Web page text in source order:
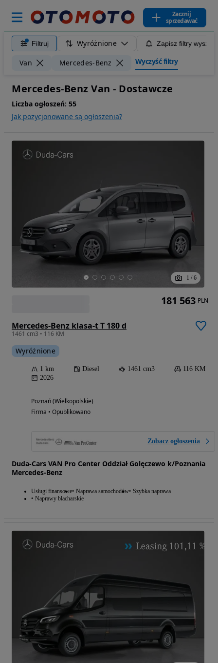
Zacznij
sprzedawać
Filtruj Wyróżnione Zapisz filtry
Van Mercedes-Benz Wyczyść filtry
Mercedes-Benz Van - Dostawcze
Liczba ogłoszeń: 55
Jak pozycjonowane są ogłoszenia?
1 / 6
Mercedes-Benz klasa-t T 180 d
1461 cm3 • 116 KM
Wyróżnione
1 km Diesel 1461 cm3
116 KM
2026
Poznań (Wielkopolskie)
Firma • Opublikowano
Zobacz ogłoszenia
Duda-Cars VAN Pro Center Oddział Golęczewo k/Poznania
Mercedes-Benz
Usługi finansowe Naprawa samochodów Szybka naprawa
Naprawy blacharskie
181 563 PLN